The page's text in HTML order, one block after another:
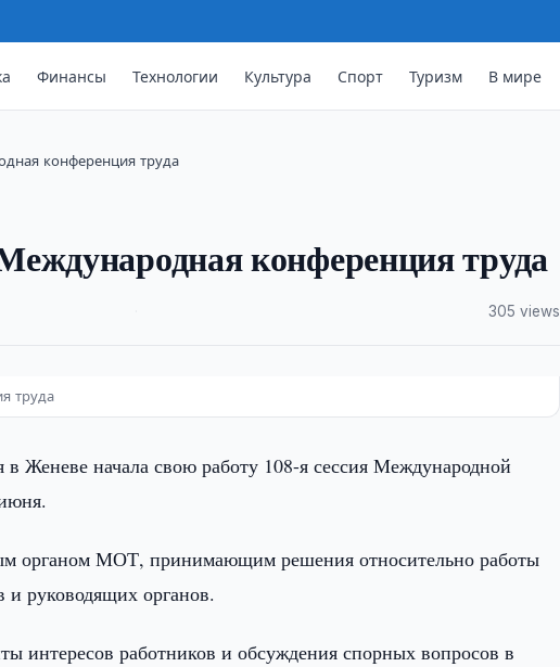
Финансы Технологии Культура Спорт Туризм В мире
конференция труда
конференция труда
305 views
труда
в Женеве начала свою работу 108-я сессия Международной
органом МОТ, принимающим решения относительно работы
и руководящих органов.
интересов работников и обсуждения спорных вопросов в